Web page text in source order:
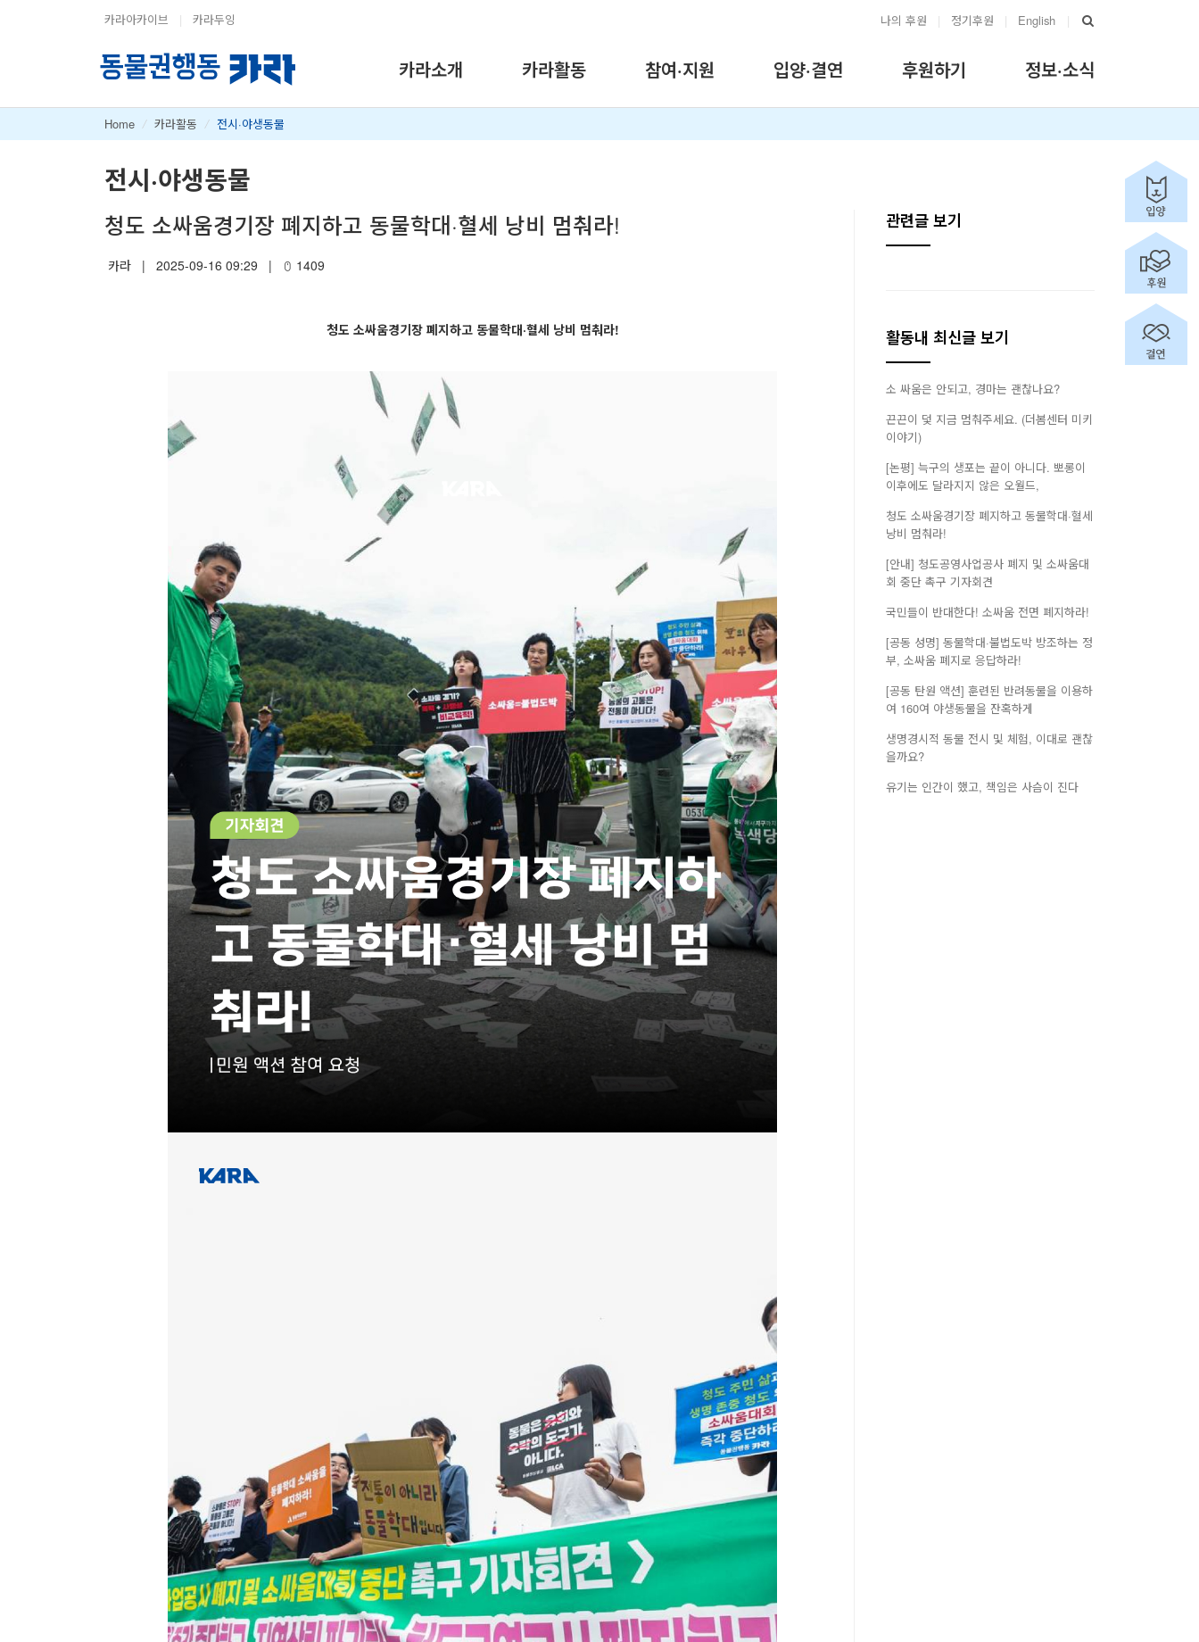
카라아카이브 | 카라두잉 나의 후원 | 정기후원 | English |
카라소개 카라활동 참여·지원 입양·결연 후원하기 정보·소식
Home / 카라활동 / 전시·야생동물
전시·야생동물
청도 소싸움경기장 폐지하고 동물학대·혈세 낭비 멈춰라!
카라 | 2025-09-16 09:29 | 1409
청도 소싸움경기장 폐지하고 동물학대·혈세 낭비 멈춰라!
관련글 보기
활동내 최신글 보기
소 싸움은 안되고, 경마는 괜찮나요?
끈끈이 덫 지금 멈춰주세요. (더봄센터 미키
이야기)
[논평] 늑구의 생포는 끝이 아니다. 뽀롱이
이후에도 달라지지 않은 오월드,
청도 소싸움경기장 폐지하고 동물학대·혈세
낭비 멈춰라!
[안내] 청도공영사업공사 폐지 및 소싸움대
회 중단 촉구 기자회견
국민들이 반대한다! 소싸움 전면 폐지하라!
[공동 성명] 동물학대·불법도박 방조하는 정
부, 소싸움 폐지로 응답하라!
[공동 탄원 액션] 훈련된 반려동물을 이용하
여 160여 야생동물을 잔혹하게
생명경시적 동물 전시 및 체험, 이대로 괜찮
을까요?
유기는 인간이 했고, 책임은 사슴이 진다